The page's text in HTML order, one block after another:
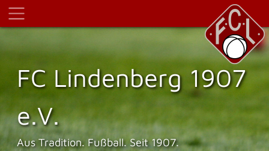
FC Lindenberg 1907
e.V.
Aus Tradition. Fußball. Seit 1907.